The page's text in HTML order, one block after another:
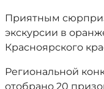
Приятным
экскурсии в
Красноярского
Региональной
отобрано 20